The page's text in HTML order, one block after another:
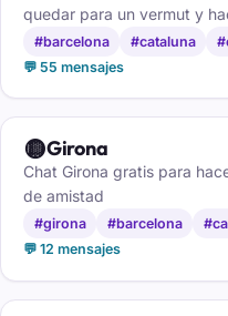
quedar para un vermut y
comparten tu barrio.
#barcelona #cataluna
💬 55 mensajes
🟡Girona
Chat Girona gratis para
de amistad
#girona #barcelona
💬 12 mensajes